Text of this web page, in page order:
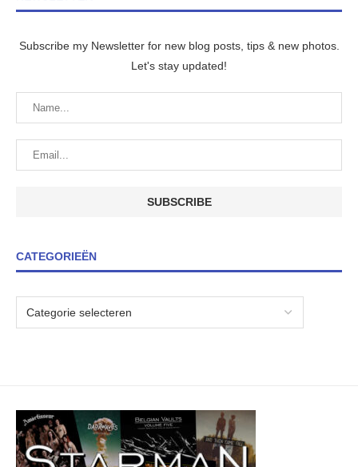
Subscribe my Newsletter for new blog posts, tips & new photos.
Let's stay updated!
CATEGORIEËN